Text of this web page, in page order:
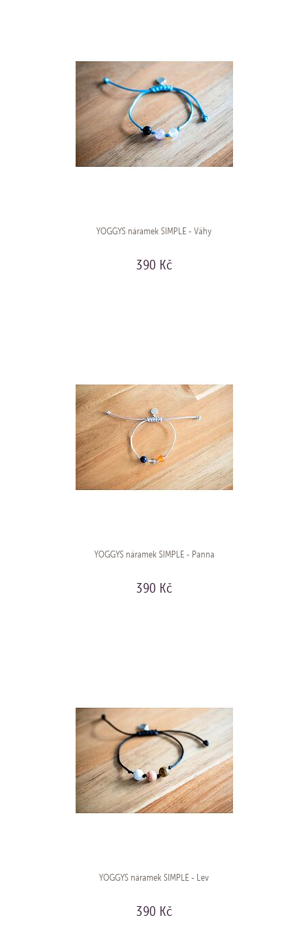
YOGGYS náramek SIMPLE - Váhy
390 Kč
YOGGYS náramek SIMPLE - Panna
390 Kč
YOGGYS náramek SIMPLE - Lev
390 Kč